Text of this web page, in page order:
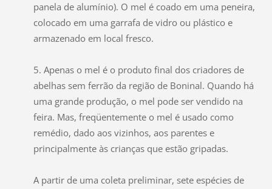
panela de alumínio). O mel é coado em uma peneira,
colocado em uma garrafa de vidro ou plástico e
armazenado em local fresco.
5. Apenas o mel é o produto final dos criadores de
abelhas sem ferrão da região de Boninal. Quando há
uma grande produção, o mel pode ser vendido na
feira. Mas, freqüentemente o mel é usado como
remédio, dado aos vizinhos, aos parentes e
principalmente às crianças que estão gripadas.
A partir de uma coleta preliminar, sete espécies de